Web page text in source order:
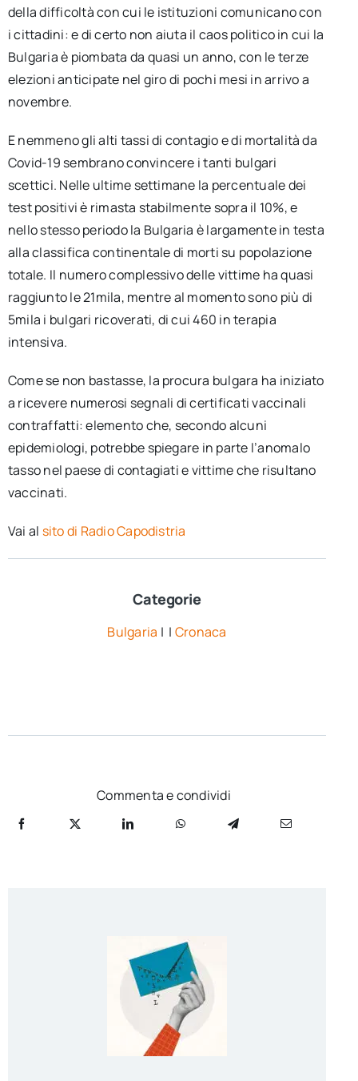
della difficoltà con cui le istituzioni comunicano con
i cittadini: e di certo non aiuta il caos politico in cui la
Bulgaria è piombata da quasi un anno, con le terze
elezioni anticipate nel giro di pochi mesi in arrivo a
novembre.
E nemmeno gli alti tassi di contagio e di mortalità da
Covid-19 sembrano convincere i tanti bulgari
scettici. Nelle ultime settimane la percentuale dei
test positivi è rimasta stabilmente sopra il 10%, e
nello stesso periodo la Bulgaria è largamente in testa
alla classifica continentale di morti su popolazione
totale. Il numero complessivo delle vittime ha quasi
raggiunto le 21mila, mentre al momento sono più di
5mila i bulgari ricoverati, di cui 460 in terapia
intensiva.
Come se non bastasse, la procura bulgara ha iniziato
a ricevere numerosi segnali di certificati vaccinali
contraffatti: elemento che, secondo alcuni
epidemiologi, potrebbe spiegare in parte l’anomalo
tasso nel paese di contagiati e vittime che risultano
vaccinati.
Vai al sito di Radio Capodistria
Categorie
Bulgaria | | Cronaca
Commenta e condividi